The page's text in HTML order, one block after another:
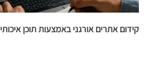
קידום אתרים אורגני באמצעות תוכן איכותי